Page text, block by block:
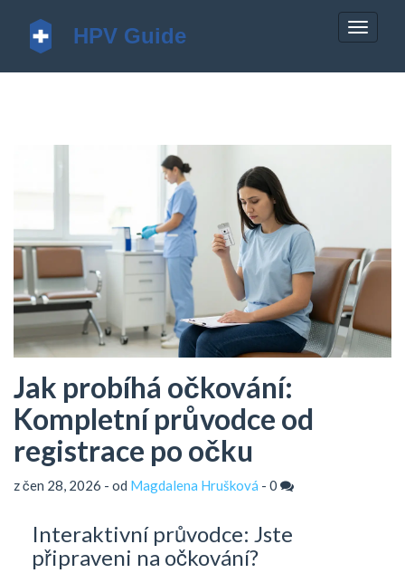
Jak probíhá očkování:
Kompletní průvodce od
registrace po očku
z čen 28, 2026 - od Magdalena Hrušková - 0
Interaktivní průvodce: Jste
připraveni na očkování?